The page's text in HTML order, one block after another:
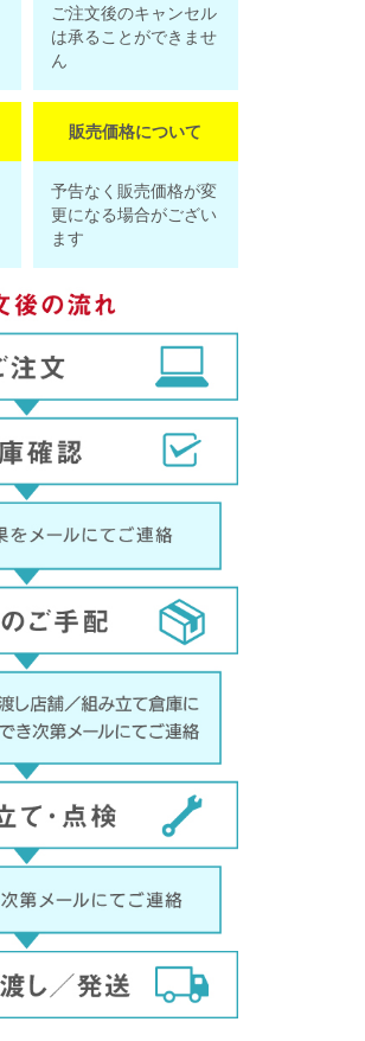
ご注文後のキャンセル
は承ることができませ
ん
販売価格について
予告なく販売価格が変
更になる場合がござい
ます